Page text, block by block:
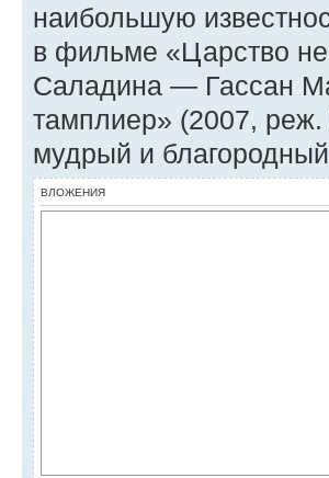
наибольшую
в фильме «Царство
Саладина — Гассан
тамплиер» (2007, реж.
мудрый и
ВЛОЖЕНИЯ